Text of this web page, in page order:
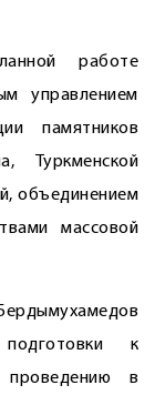
работе
управлением
памятников
Туркменской
объединением
массовой
к
проведению в